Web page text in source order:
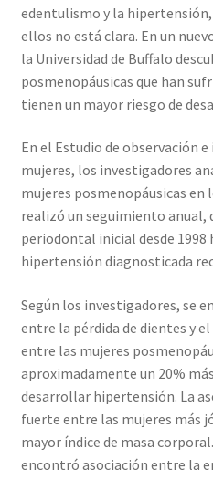
edentulismo y la
ellos no está clara. En un
la Universidad de Buffalo
posmenopáusicas que han
tienen un mayor riesgo de
En el Estudio de observación
mujeres, los investigadores
mujeres posmenopáusicas en
realizó un seguimiento anual,
periodontal inicial desde 1998
hipertensión diagnosticada
Según los investigadores, se
entre la pérdida de dientes y
entre las mujeres
aproximadamente un 20%
desarrollar hipertensión. La
fuerte entre las mujeres más
mayor índice de masa
encontró asociación entre la